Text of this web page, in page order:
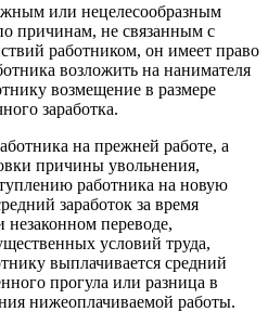
или нецелесообразным
причинам, не связанным с
работником, он имеет право
возложить на нанимателя
возмещение в размере
заработка.
на прежней работе, а
причины увольнения,
работника на новую
заработок за время
переводе,
условий труда,
выплачивается средний
прогула или разница в
нижеоплачиваемой работы.